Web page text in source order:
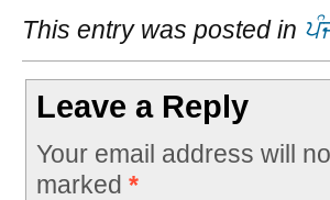
This entry was posted in
Leave a Reply
Your email address will
marked *